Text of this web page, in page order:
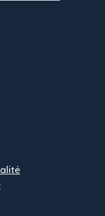
fenêtre)fenêtre)
nouvelle fenêtre)
une nouvelle